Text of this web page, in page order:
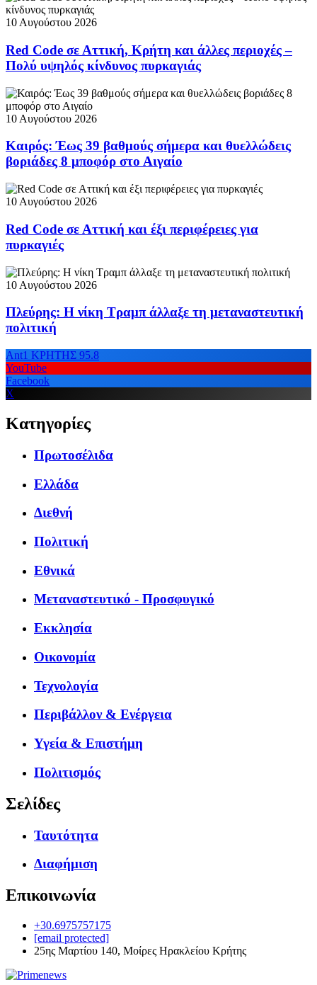
10 Αυγούστου 2026
Red Code σε Αττική, Κρήτη και άλλες περιοχές –
Πολύ υψηλός κίνδυνος πυρκαγιάς
10 Αυγούστου 2026
Καιρός: Έως 39 βαθμούς σήμερα και θυελλώδεις
βοριάδες 8 μποφόρ στο Αιγαίο
10 Αυγούστου 2026
Red Code σε Αττική και έξι περιφέρειες για
πυρκαγιές
10 Αυγούστου 2026
Πλεύρης: Η νίκη Τραμπ άλλαξε τη μεταναστευτική
πολιτική
Ant1 ΚΡΗΤΗΣ 95.8
YouTube
Facebook
X
Κατηγορίες
Πρωτοσέλιδα
Ελλάδα
Διεθνή
Πολιτική
Εθνικά
Μεταναστευτικό - Προσφυγικό
Εκκλησία
Οικονομία
Τεχνολογία
Περιβάλλον & Ενέργεια
Υγεία & Επιστήμη
Πολιτισμός
Σελίδες
Ταυτότητα
Διαφήμιση
Επικοινωνία
+30.6975757175
[email protected]
25ης Μαρτίου 140, Μοίρες Ηρακλείου Κρήτης